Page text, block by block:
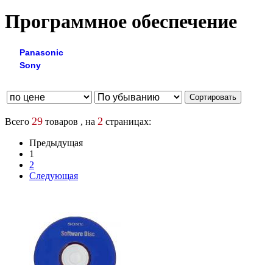
Программное обеспечение
Panasonic
Sony
Всего 29 товаров , на 2 страницах:
Предыдущая
1
2
Следующая